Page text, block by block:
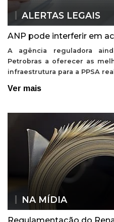
ALERTAS LEGAIS
ANP pode interferir em
A agência reguladora
Petrobras a oferecer as
infraestrutura para a PPSA
Ver mais
NA MÍDIA